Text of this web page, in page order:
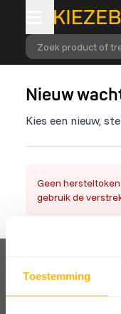
Toestemming
Zoek product of
Nieuw
Kies een nieuw,
Geen
gebruik de